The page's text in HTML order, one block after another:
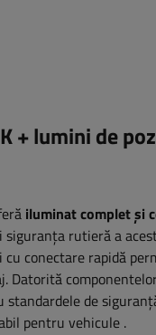
+ lumini de
iluminat complet și
rutieră a
conectare rapidă
Datorită
de
pentru vehicule .